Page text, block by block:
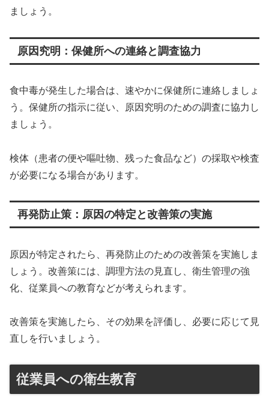
ましょう。
原因究明：保健所への連絡と調査協力
食中毒が発生した場合は、速やかに保健所に連絡しましょ
う。保健所の指示に従い、原因究明のための調査に協力し
ましょう。
検体（患者の便や嘔吐物、残った食品など）の採取や検査
が必要になる場合があります。
再発防止策：原因の特定と改善策の実施
原因が特定されたら、再発防止のための改善策を実施しま
しょう。改善策には、調理方法の見直し、衛生管理の強
化、従業員への教育などが考えられます。
改善策を実施したら、その効果を評価し、必要に応じて見
直しを行いましょう。
従業員への衛生教育